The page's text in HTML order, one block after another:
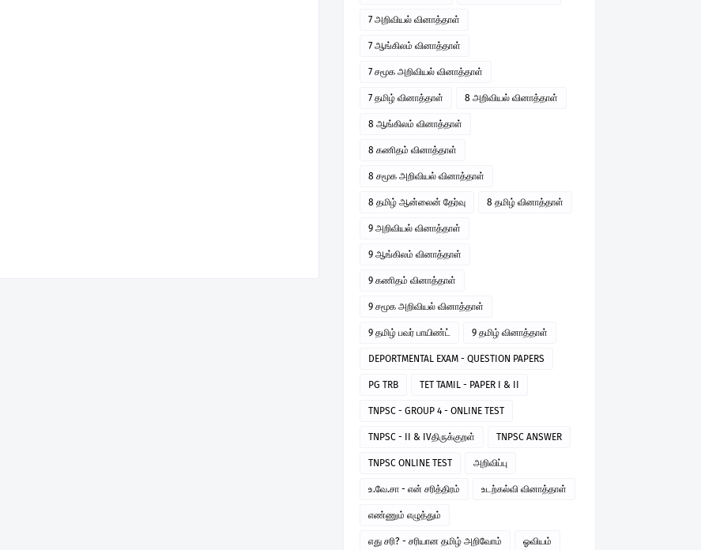
7 அறிவியல் வினாத்தாள்
7 ஆங்கிலம் வினாத்தாள்
7 சமூக அறிவியல் வினாத்தாள்
7 தமிழ் வினாத்தாள் 8 அறிவியல் வினாத்தாள்
8 ஆங்கிலம் வினாத்தாள்
8 கணிதம் வினாத்தாள்
8 சமூக அறிவியல் வினாத்தாள்
8 தமிழ் ஆன்லைன் தேர்வு 8 தமிழ் வினாத்தாள்
9 அறிவியல் வினாத்தாள்
9 ஆங்கிலம் வினாத்தாள்
9 கணிதம் வினாத்தாள்
9 சமூக அறிவியல் வினாத்தாள்
9 தமிழ் பவர் பாயிண்ட் 9 தமிழ் வினாத்தாள்
DEPORTMENTAL EXAM - QUESTION PAPERS
PG TRB TET TAMIL - PAPER I & II
TNPSC - GROUP 4 - ONLINE TEST
TNPSC - II & IVதிருக்குறள் TNPSC ANSWER
TNPSC ONLINE TEST அறிவிப்பு
உ.வே.சா - என் சரித்திரம் உடற்கல்வி வினாத்தாள்
எண்ணும் எழுத்தும்
எது சரி? - சரியான தமிழ் அறிவோம் ஓவியம்